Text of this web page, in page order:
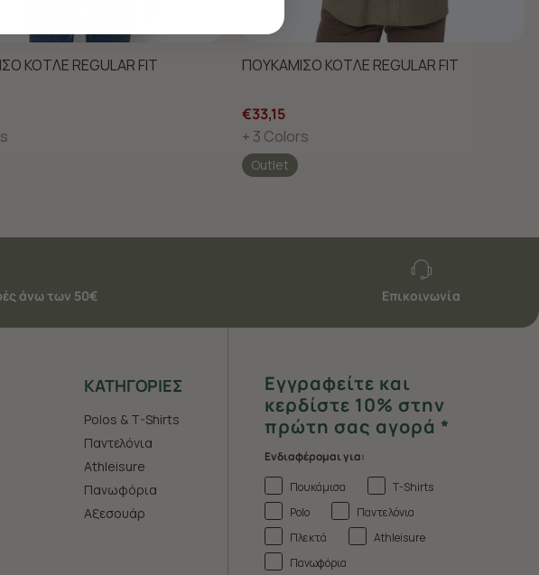
ΚΟΤΛΕ REGULAR FIT ΠΟΥΚΑΜΙΣΟ ΚΟΤΛΕ REGULAR FIT
€33,15
+ 3 Colors
Outlet
άνω των 50€ Επικοινωνία
ΚΑΤΗΓΟΡΙΕΣ
Polos & T-Shirts
Παντελόνια
Athleisure
Πανωφόρια
Aξεσουάρ
Εγγραφείτε και
κερδίστε 10% στην
πρώτη σας αγορά *
Ενδιαφέρομαι για:
Πουκάμισα
T-Shirts
Polo
Παντελόνια
Πλεκτά
Athleisure
Πανωφόρια